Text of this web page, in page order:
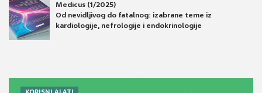
Medicus (1/2025)
Od nevidljivog do fatalnog: izabrane teme iz
kardiologije, nefrologije i endokrinologije